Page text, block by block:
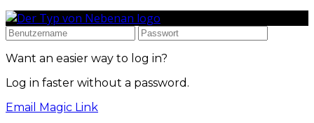
Want an easier way to log in?
Log in faster without a password.
Email Magic Link